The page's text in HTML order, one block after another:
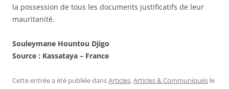
la possession de tous les documents justificatifs de leur
mauritanité.
Souleymane Hountou Djigo
Source : Kassataya – France
Cette entrée a été publiée dansArticles,Articles & Communiqués le